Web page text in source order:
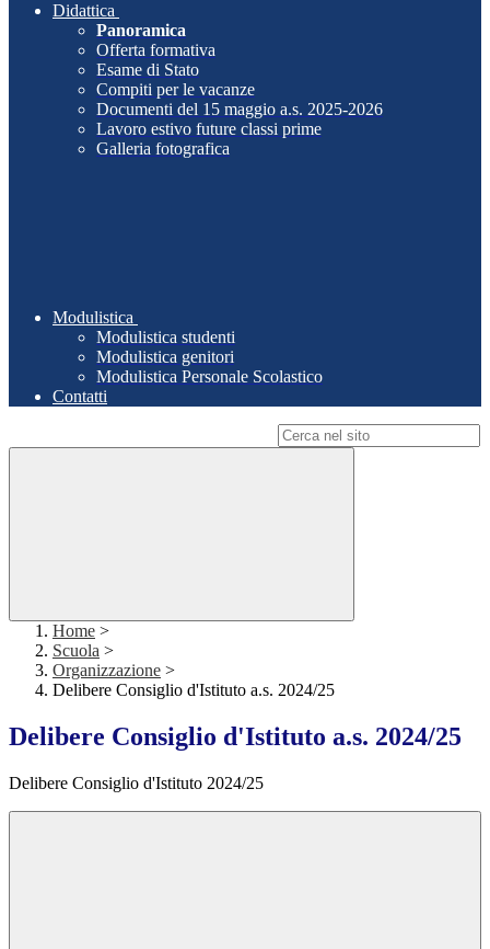
Didattica
Panoramica
Offerta formativa
Esame di Stato
Compiti per le vacanze
Documenti del 15 maggio a.s. 2025-2026
Lavoro estivo future classi prime
Galleria fotografica
Modulistica
Modulistica studenti
Modulistica genitori
Modulistica Personale Scolastico
Contatti
Home >
Scuola >
Organizzazione >
Delibere Consiglio d'Istituto a.s. 2024/25
Delibere Consiglio d'Istituto a.s. 2024/25
Delibere Consiglio d'Istituto 2024/25